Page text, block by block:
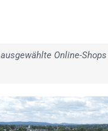
Online-Shops